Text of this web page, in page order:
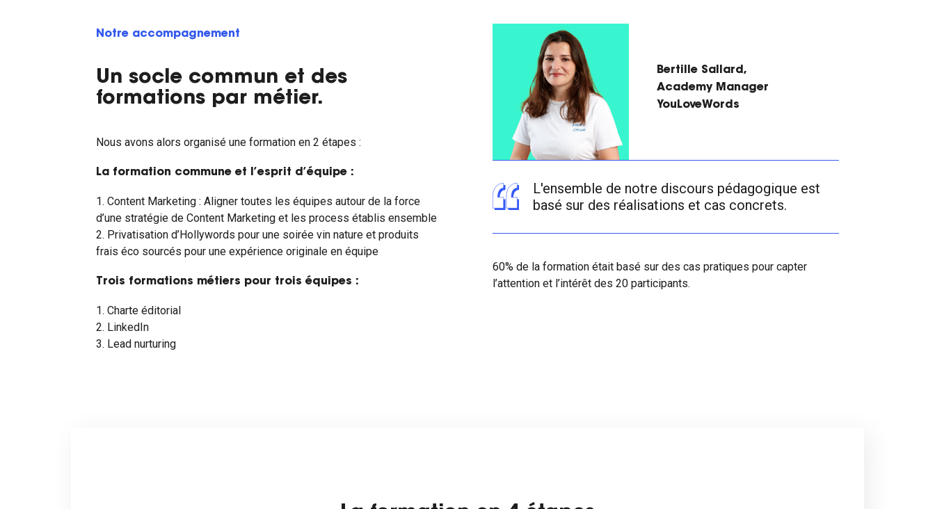
Notre accompagnement
Un socle commun et des
formations par métier.
Nous avons alors organisé une formation en 2 étapes :
La formation commune et l’esprit d’équipe :
1. Content Marketing : Aligner toutes les équipes autour de la force
d’une stratégie de Content Marketing et les process établis ensemble
2. Privatisation d’Hollywords pour une soirée vin nature et produits
frais éco sourcés pour une expérience originale en équipe
Trois formations métiers pour trois équipes :
1. Charte éditorial
2. LinkedIn
3. Lead nurturing
Bertille Sallard,
Academy Manager
YouLoveWords
L'ensemble de notre discours pédagogique est
basé sur des réalisations et cas concrets.
60% de la formation était basé sur des cas pratiques pour capter
l’attention et l’intérêt des 20 participants.